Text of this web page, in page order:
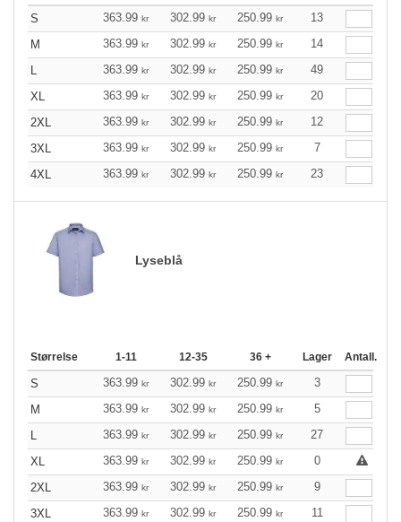
S 363.99 kr 302.99 kr 250.99 kr
13
M
363.99 kr 302.99 kr 250.99 kr
14
L
363.99 kr 302.99 kr 250.99 kr
49
XL
363.99 kr 302.99 kr 250.99 kr
20
2XL
363.99 kr 302.99 kr 250.99 kr
12
3XL
363.99 kr 302.99 kr 250.99 kr
7
4XL
363.99 kr 302.99 kr 250.99 kr 23
Lyseblå
Størrelse 1-11 12-35 36 + Lager Antall.
S 363.99 kr 302.99 kr 250.99 kr
3
M
363.99 kr 302.99 kr 250.99 kr
5
L
363.99 kr 302.99 kr 250.99 kr
27
XL
363.99 kr 302.99 kr 250.99 kr
0
2XL
363.99 kr 302.99 kr 250.99 kr
9
3XL
363.99 kr 302.99 kr 250.99 kr
11